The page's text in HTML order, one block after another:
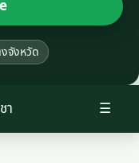
จังหวัด
☰
า